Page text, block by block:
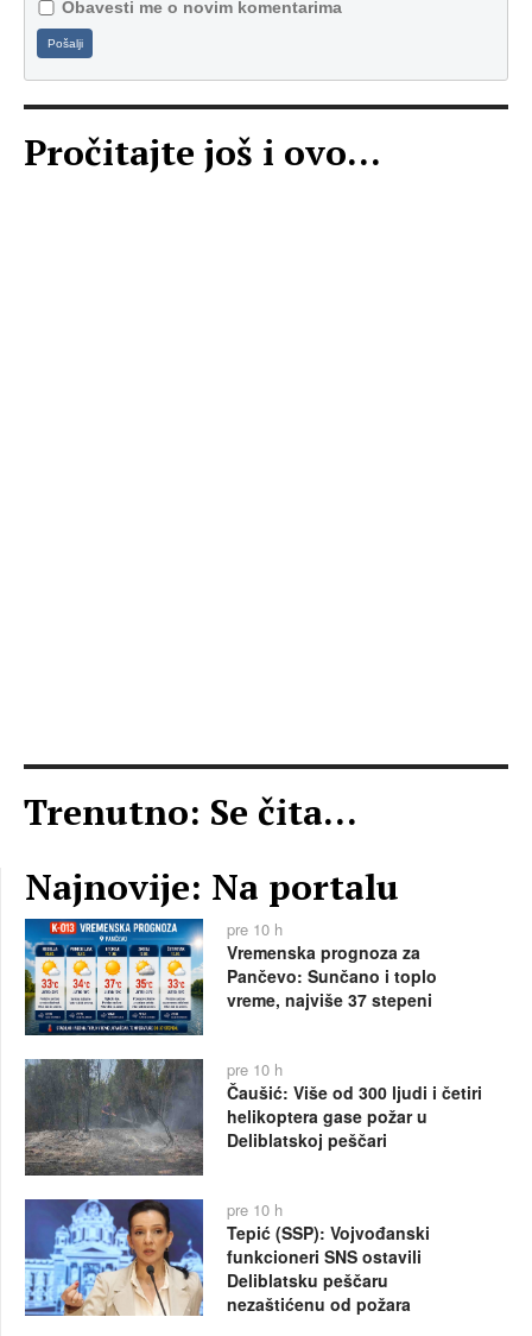
Obavesti me o novim komentarima
Pošalji
Pročitajte još i ovo...
Trenutno: Se čita...
Najnovije: Na portalu
pre 10 h
Vremenska prognoza za
Pančevo: Sunčano i toplo
vreme, najviše 37 stepeni
pre 10 h
Čaušić: Više od 300 ljudi i četiri
helikoptera gase požar u
Deliblatskoj peščari
pre 10 h
Tepić (SSP): Vojvođanski
funkcioneri SNS ostavili
Deliblatsku peščaru
nezaštićenu od požara